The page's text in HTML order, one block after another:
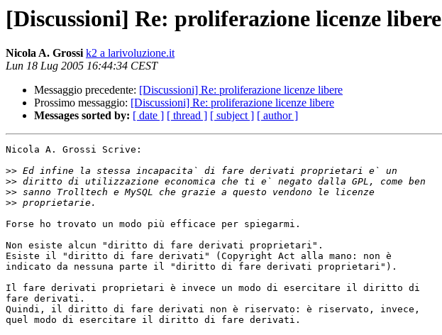
[Discussioni] Re: proliferazione licenze libere
Nicola A. Grossi k2 a larivoluzione.it
Lun 18 Lug 2005 16:44:34 CEST
Messaggio precedente: [Discussioni] Re: proliferazione licenze libere
Prossimo messaggio: [Discussioni] Re: proliferazione licenze libere
Messages sorted by: [ date ] [ thread ] [ subject ] [ author ]
Nicola A. Grossi Scrive:
>>
>>
>>
>>
Forse ho trovato un modo più efficace per spiegarmi.
Non esiste alcun "diritto di fare derivati proprietari".
Esiste il "diritto di fare derivati" (Copyright Act alla mano: non è
indicato da nessuna parte il "diritto di fare derivati proprietari").
Il fare derivati proprietari è invece un modo di esercitare il diritto di
fare derivati.
Quindi, il diritto di fare derivati non è riservato: è riservato, invece,
quel modo di esercitare il diritto di fare derivati.